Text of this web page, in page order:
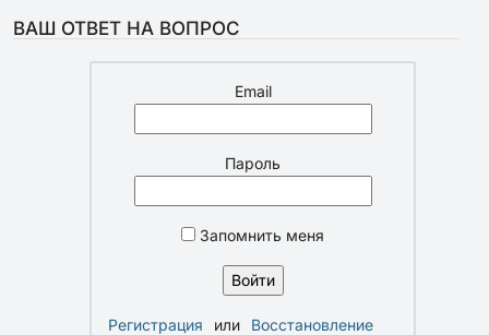
ВАШ ОТВЕТ НА ВОПРОС
Email
Пароль
Запомнить меня
Регистрация или
Восстановление